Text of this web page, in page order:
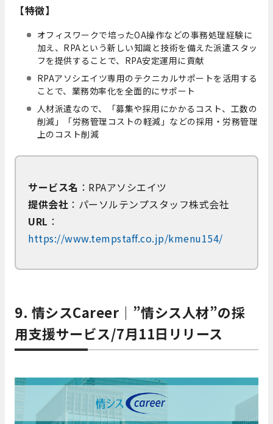
【特徴】
オフィスワークで培ったOA操作などの事務処理経験に
加え、RPAという新しい知識と技術を備えた派遣スタッ
フを提供することで、RPA安定運用に貢献
RPAアソシエイツ専用のテクニカルサポートを活用する
ことで、業務効率化を全面的にサポート
人材派遣なので、「募集や採用にかかるコスト、工数の
削減」「労務管理コストの軽減」などの採用・労務管理
上のコスト削減
サービス名 ：RPAアソシエイツ
提供会社 ：パーソルテンプスタッフ株式会社
URL ：
https://www.tempstaff.co.jp/kmenu154/
9. 情シスCareer｜”情シス人材”の採
用支援サービス/7月11日リリース